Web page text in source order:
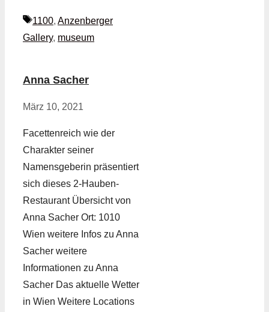
Schlagwörter
1100, Anzenberger
Gallery, museum
Anna Sacher
März 10, 2021
Facettenreich wie der
Charakter seiner
Namensgeberin präsentiert
sich dieses 2-Hauben-
Restaurant Übersicht von
Anna Sacher Ort: 1010
Wien weitere Infos zu Anna
Sacher weitere
Informationen zu Anna
Sacher Das aktuelle Wetter
in Wien Weitere Locations